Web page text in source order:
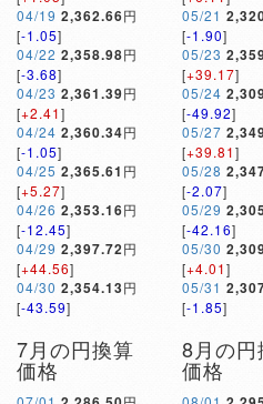
04/19 2,362.66円
[-1.05]
04/22 2,358.98円
[-3.68]
04/23 2,361.39円
[+2.41]
04/24 2,360.34円
[-1.05]
04/25 2,365.61 円
[+5.27]
04/26 2,353.16円
[-12.45]
04/29 2,397.72円
[+44.56]
04/30 2,354.13円
[-43.59]
05/21
[-1.90]
05/23
[+39.17]
05/24
[-49.92]
05/27
[+39.81]
05/28
[-2.07]
05/29
[-42.16]
05/30
[+4.01]
05/31
[-1.85]
7月の円換算
価格
8月の円
価格